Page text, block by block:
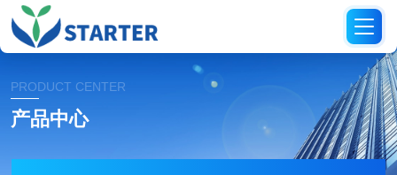
PRODUCT CENTER
产品中心